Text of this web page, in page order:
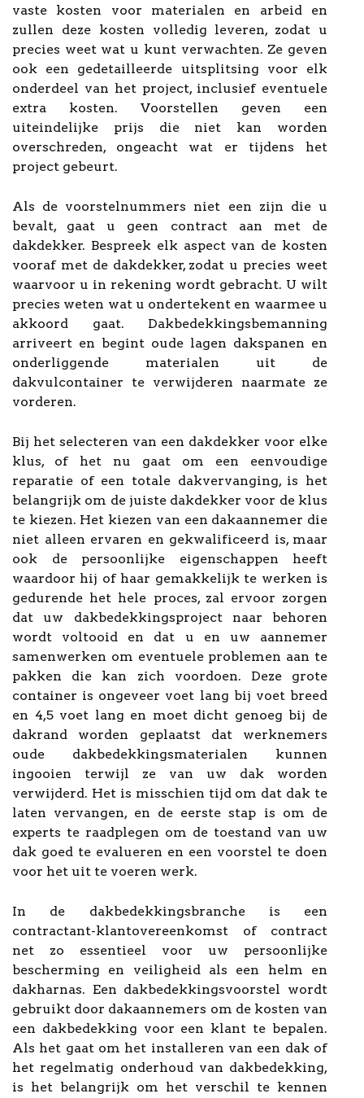
vaste kosten voor materialen en arbeid en
zullen deze kosten volledig leveren, zodat u
precies weet wat u kunt verwachten. Ze geven
ook een gedetailleerde uitsplitsing voor elk
onderdeel van het project, inclusief eventuele
extra kosten. Voorstellen geven een
uiteindelijke prijs die niet kan worden
overschreden, ongeacht wat er tijdens het
project gebeurt.
Als de voorstelnummers niet een zijn die u
bevalt, gaat u geen contract aan met de
dakdekker. Bespreek elk aspect van de kosten
vooraf met de dakdekker, zodat u precies weet
waarvoor u in rekening wordt gebracht. U wilt
precies weten wat u ondertekent en waarmee u
akkoord gaat. Dakbedekkingsbemanning
arriveert en begint oude lagen dakspanen en
onderliggende materialen uit de
dakvulcontainer te verwijderen naarmate ze
vorderen.
Bij het selecteren van een dakdekker voor elke
klus, of het nu gaat om een eenvoudige
reparatie of een totale dakvervanging, is het
belangrijk om de juiste dakdekker voor de klus
te kiezen. Het kiezen van een dakaannemer die
niet alleen ervaren en gekwalificeerd is, maar
ook de persoonlijke eigenschappen heeft
waardoor hij of haar gemakkelijk te werken is
gedurende het hele proces, zal ervoor zorgen
dat uw dakbedekkingsproject naar behoren
wordt voltooid en dat u en uw aannemer
samenwerken om eventuele problemen aan te
pakken die kan zich voordoen. Deze grote
container is ongeveer voet lang bij voet breed
en 4,5 voet lang en moet dicht genoeg bij de
dakrand worden geplaatst dat werknemers
oude dakbedekkingsmaterialen kunnen
ingooien terwijl ze van uw dak worden
verwijderd. Het is misschien tijd om dat dak te
laten vervangen, en de eerste stap is om de
experts te raadplegen om de toestand van uw
dak goed te evalueren en een voorstel te doen
voor het uit te voeren werk.
In de dakbedekkingsbranche is een
contractant-klantovereenkomst of contract
net zo essentieel voor uw persoonlijke
bescherming en veiligheid als een helm en
dakharnas. Een dakbedekkingsvoorstel wordt
gebruikt door dakaannemers om de kosten van
een dakbedekking voor een klant te bepalen.
Als het gaat om het installeren van een dak of
het regelmatig onderhoud van dakbedekking,
is het belangrijk om het verschil te kennen